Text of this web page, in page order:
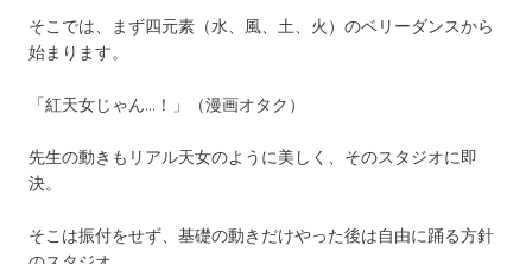
そこでは、まず四元素（水、風、土、火）のベリーダンスから
始まります。
「紅天女じゃん…！」（漫画オタク）
先生の動きもリアル天女のように美しく、そのスタジオに即
決。
そこは振付をせず、基礎の動きだけやった後は自由に踊る方針